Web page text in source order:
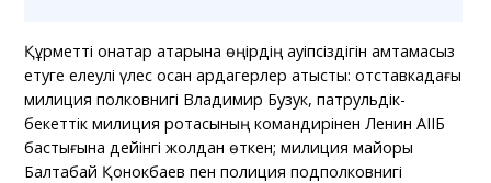
Құрметті қонақтар қатарына өңірдің қауіпсіздігін қамтамасыз
етуге елеулі үлес қосқан ардагерлер қатысты: отставкадағы
милиция полковнигі Владимир Бузук, патрульдік-
бекеттік милиция ротасының командирінен Ленин АІІБ
бастығына дейінгі жолдан өткен; милиция майоры
Балтабай Қонокбаев пен полиция подполковнигі